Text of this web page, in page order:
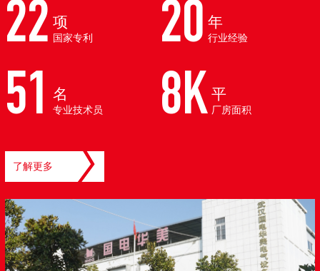
22 项
国家专利 20 年
行业经验
51 名
专业技术员 8K 平
厂房面积
了解更多